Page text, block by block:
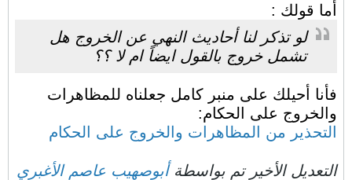
أما قولك :
لو تذكر لنا أحاديث النهي عن الخروج هل
تشمل خروج بالقول ايضاً ام لا ؟؟
فأنا أحيلك على منبر كامل جعلناه للمظاهرات
والخروج على الحكام:
التحذير من المظاهرات والخروج على الحكام
التعديل الأخير تم بواسطةأبوصهيب عاصم الأغبري